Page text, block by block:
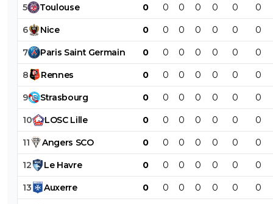
5 Toulouse 0 0 0 0 0 0 0
6 Nice 0 0 0 0 0 0 0
7 Paris Saint Germain 0 0 0 0 0 0 0
8 Rennes 0 0 0 0 0 0 0
9 Strasbourg 0 0 0 0 0 0 0
10 LOSC Lille 0 0 0 0 0 0 0
11 Angers SCO 0 0 0 0 0 0 0
12 Le Havre 0 0 0 0 0 0 0
13 Auxerre 0 0 0 0 0 0 0